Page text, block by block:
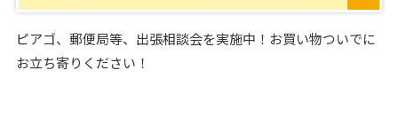
ピアゴ、郵便局等、出張相談会を実施中！お買い物ついでに
お立ち寄りください！